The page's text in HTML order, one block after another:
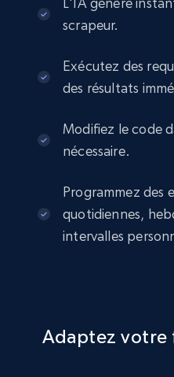
scrapeur.
Exécutez des
des résultats
Modifiez le code
nécessaire.
Programmez des
quotidiennes,
intervalles
Adaptez votre